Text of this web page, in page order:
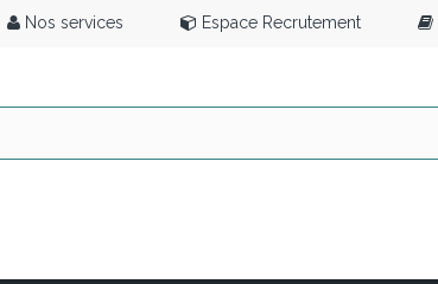
Nos services Espace Recrutement